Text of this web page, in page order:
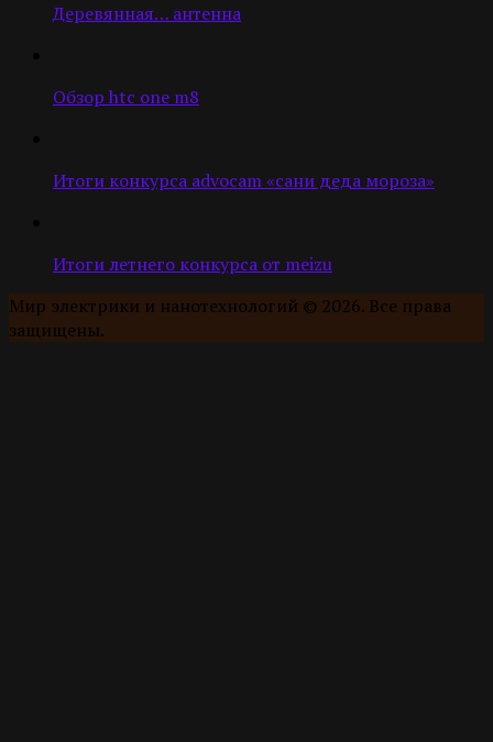
Деревянная… антенна
Обзор htc one m8
Итоги конкурса advocam «сани деда мороза»
Итоги летнего конкурса от meizu
Мир электрики и нанотехнологий © 2026. Все права
защищены.